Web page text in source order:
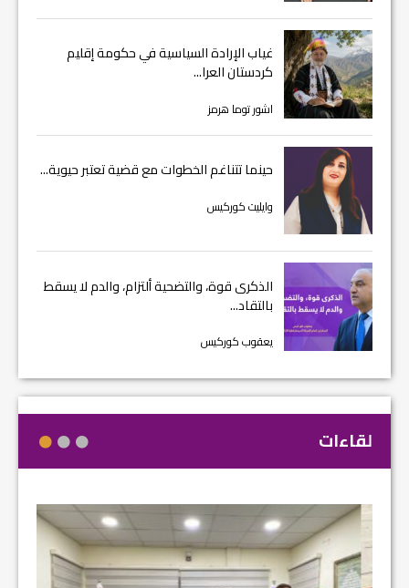
غياب الإرادة السياسية في حكومة إقليم
كردستان العرا...
اشور توما هرمز
حينما تتناغم الخطوات مع قضية تعتبر حيوية...
وايليت كوركيس
الذكرى قوة، والتضحية ألتزام، والدم لا يسقط
بالتقاد...
يعقوب كوركيس
لقاءات